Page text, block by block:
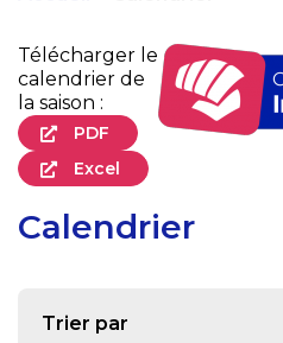
Télécharger le
calendrier de
la saison :
PDF
Excel
Calendrier
Trier par